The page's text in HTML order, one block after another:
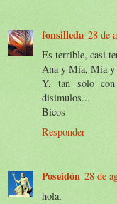
fonsilleda 28 de
Es terrible, casi
Ana y Mía, Mía y
Y, tan solo con
disimulos...
Bicos
Responder
Poseidón 28 de
hola,